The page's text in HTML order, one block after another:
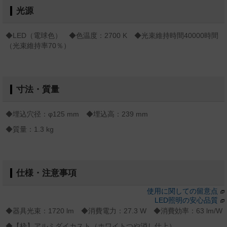
光源
◆LED（電球色） ◆色温度：2700 K ◆光束維持時間40000時間
（光束維持率70％）
寸法・質量
◆埋込穴径：φ125 mm ◆埋込高：239 mm
◆質量：1.3 kg
仕様・注意事項
使用に関しての留意点
LED照明の安心品質
◆器具光束：1720 lm ◆消費電力：27.3 W ◆消費効率：63 lm/W